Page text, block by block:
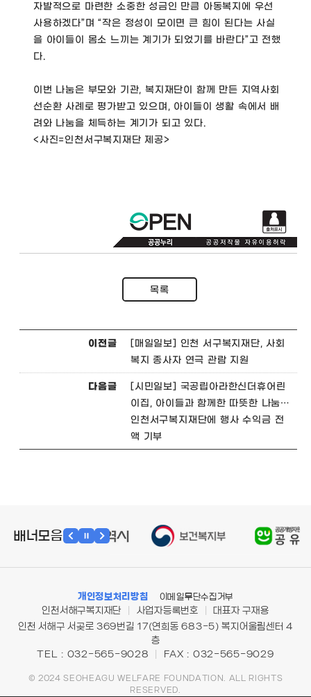
자발적으로 마련한 소중한 성금인 만큼 아동복지에 우선
사용하겠다”며 “작은 정성이 모이면 큰 힘이 된다는 사실
을 아이들이 몸소 느끼는 계기가 되었기를 바란다”고 전했
다.
이번 나눔은 부모와 기관, 복지재단이 함께 만든 지역사회
선순환 사례로 평가받고 있으며, 아이들이 생활 속에서 배
려와 나눔을 체득하는 계기가 되고 있다.
<사진=인천서구복지재단 제공>
목록
이전글
[매일일보] 인천 서구복지재단, 사회
복지 종사자 연극 관람 지원
다음글
[시민일보] 국공립아라한신더휴어린
이집, 아이들과 함께한 따뜻한 나눔…
인천서구복지재단에 행사 수익금 전
액 기부
배너모음
개인정보처리방침
이메일무단수집거부
인천서해구복지재단
사업자등록번호
대표자 구재용
인천 서해구 서곶로 369번길 17(연희동 683-5) 복지어울림센터 4
층
TEL : 032-565-9028
FAX : 032-565-9029
© 2024 SEOHEAGU WELFARE FOUNDATION. ALL RIGHTS
RESERVED.